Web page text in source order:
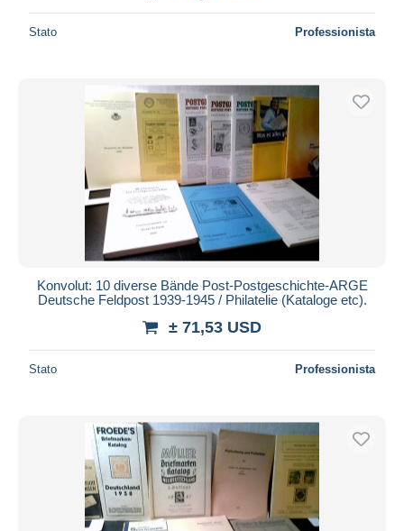
Stato Professionista
Konvolut: 10 diverse Bände Post-Postgeschichte-ARGE
Deutsche Feldpost 1939-1945 / Philatelie (Kataloge etc).
± 71,53 USD
Stato Professionista